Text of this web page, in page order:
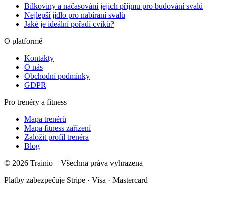
Bílkoviny a načasování jejich příjmu pro budování svalů
Nejlepší jídlo pro nabíraní svalů
Jaké je ideální pořadí cviků?
O platformě
Kontakty
O nás
Obchodní podmínky
GDPR
Pro trenéry a fitness
Mapa trenérů
Mapa fitness zařízení
Založit profil trenéra
Blog
© 2026 Trainio – Všechna práva vyhrazena
Platby zabezpečuje Stripe · Visa · Mastercard